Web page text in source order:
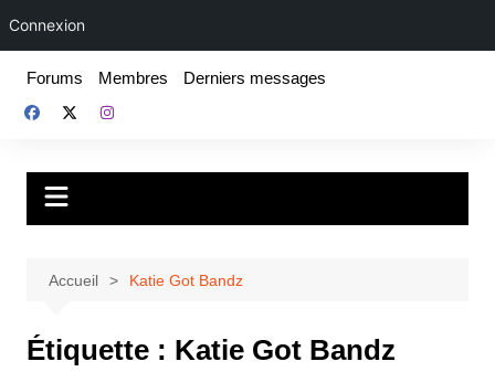
Connexion
contenu
Forums Membres Derniers messages
Fake For Real
Accueil Katie Got Bandz
Étiquette : Katie Got Bandz